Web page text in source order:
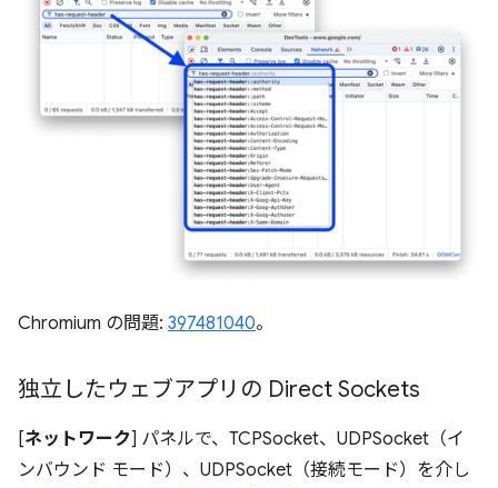
Chromium の問題: 397481040。
独立したウェブアプリの Direct Sockets
[ネットワーク] パネルで、TCPSocket、UDPSocket（イ
ンバウンド モード）、UDPSocket（接続モード）を介し